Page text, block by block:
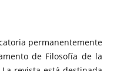
permanentemente
de Filosofía de la